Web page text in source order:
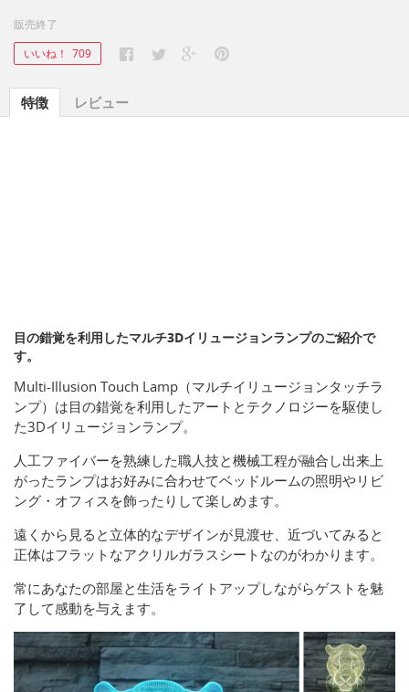
販売終了
いいね！ 709
特徴 レビュー
目の錯覚を利用したマルチ3Dイリュージョンランプのご紹介で
す。
Multi-Illusion Touch Lamp（マルチイリュージョンタッチラ
ンプ）は目の錯覚を利用したアートとテクノロジーを駆使し
た3Dイリュージョンランプ。
人工ファイバーを熟練した職人技と機械工程が融合し出来上
がったランプはお好みに合わせてベッドルームの照明やリビ
ング・オフィスを飾ったりして楽しめます。
遠くから見ると立体的なデザインが見渡せ、近づいてみると
正体はフラットなアクリルガラスシートなのがわかります。
常にあなたの部屋と生活をライトアップしながらゲストを魅
了して感動を与えます。